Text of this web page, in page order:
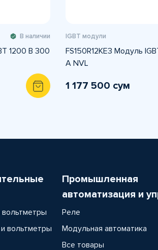
В наличии
1200 В 300
IGBT модули
FS150R12KE3 Модуль
A NVL
1 177 500 сум
вольтметры
Промышленная
автоматизация и
Реле
Модульная автоматика
Все товары